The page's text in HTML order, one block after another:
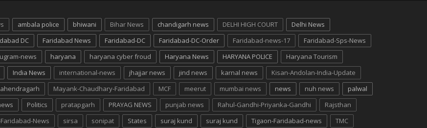
ambala police bhiwani Bihar News chandigarh news DELHI HIGH COURT
Delhi News
DC Faridabad News Faridabad-DC Faridabad-DC-Order Faridabad-news-17
Faridabad-Sps-News
news haryana haryana cyber froud Haryana News HARYANA POLICE
Haryana Tourism
India News international-news jhajjar news jind news karnal news
Kisan-Andolan-India-Update
Mayank-Chaudhary-Faridabad MCF meerut mumbai news news nuh news
palwal
Politics pratapgarh PRAYAG NEWS punjab news Rahul-Gandhi-Priyanka-Gandhi
Rajsthan
News sirsa sonipat States suraj kund suraj kund Tigaon-Faridabad-news TMC